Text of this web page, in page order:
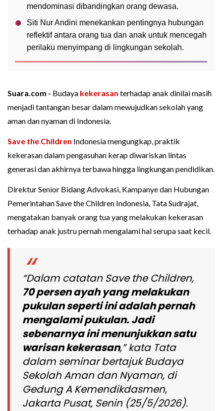
mendominasi dibandingkan orang dewasa.
Siti Nur Andini menekankan pentingnya hubungan
reflektif antara orang tua dan anak untuk mencegah
perilaku menyimpang di lingkungan sekolah.
Suara.com - Budaya kekerasan terhadap anak dinilai masih
menjadi tantangan besar dalam mewujudkan sekolah yang
aman dan nyaman di Indonesia.
Save the Children Indonesia mengungkap, praktik
kekerasan dalam pengasuhan kerap diwariskan lintas
generasi dan akhirnya terbawa hingga lingkungan pendidikan.
Direktur Senior Bidang Advokasi, Kampanye dan Hubungan
Pemerintahan Save the Children Indonesia, Tata Sudrajat,
mengatakan banyak orang tua yang melakukan kekerasan
terhadap anak justru pernah mengalami hal serupa saat kecil.
“Dalam catatan Save the Children,
70 persen ayah yang melakukan
pukulan seperti ini adalah pernah
mengalami pukulan. Jadi
sebenarnya ini menunjukkan satu
warisan kekerasan,” kata Tata
dalam seminar bertajuk Budaya
Sekolah Aman dan Nyaman, di
Gedung A Kemendikdasmen,
Jakarta Pusat, Senin (25/5/2026).